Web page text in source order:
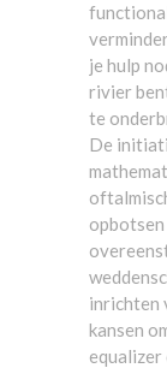
je hulp
rivier
te
De
inrichten
kansen
equalizer